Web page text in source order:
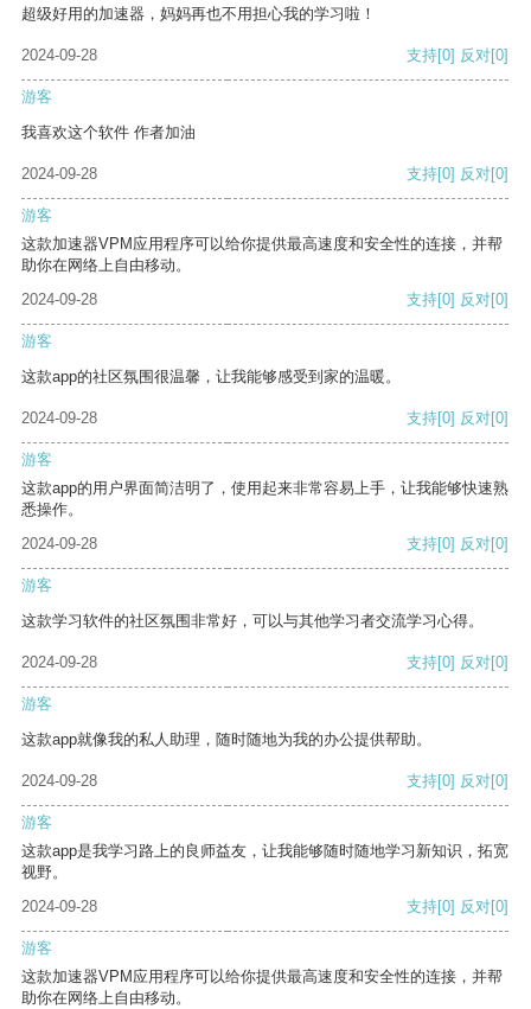
超级好用的加速器，妈妈再也不用担心我的学习啦！
2024-09-28 支持[0] 反对[0]
游客
我喜欢这个软件 作者加油
2024-09-28 支持[0] 反对[0]
游客
这款加速器VPM应用程序可以给你提供最高速度和安全性的连接，并帮
助你在网络上自由移动。
2024-09-28
支持[0] 反对[0]
游客
这款app的社区氛围很温馨，让我能够感受到家的温暖。
2024-09-28 支持[0] 反对[0]
游客
这款app的用户界面简洁明了，使用起来非常容易上手，让我能够快速熟
悉操作。
2024-09-28
支持[0] 反对[0]
游客
这款学习软件的社区氛围非常好，可以与其他学习者交流学习心得。
2024-09-28 支持[0] 反对[0]
游客
这款app就像我的私人助理，随时随地为我的办公提供帮助。
2024-09-28 支持[0] 反对[0]
游客
这款app是我学习路上的良师益友，让我能够随时随地学习新知识，拓宽
视野。
2024-09-28
支持[0] 反对[0]
游客
这款加速器VPM应用程序可以给你提供最高速度和安全性的连接，并帮
助你在网络上自由移动。